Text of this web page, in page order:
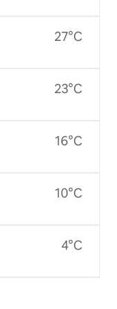
27°C
23°C
16°C
10°C
4°C